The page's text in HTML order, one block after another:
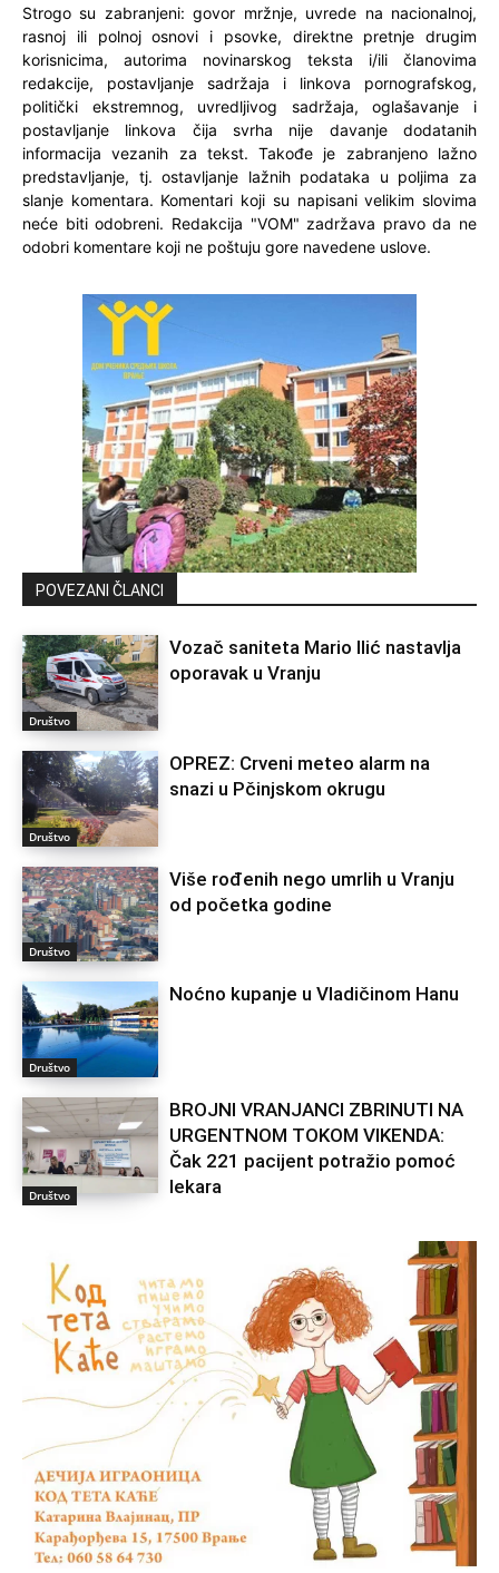
Strogo su zabranjeni: govor mržnje, uvrede na nacionalnoj,
rasnoj ili polnoj osnovi i psovke, direktne pretnje drugim
korisnicima, autorima novinarskog teksta i/ili članovima
redakcije, postavljanje sadržaja i linkova pornografskog,
politički ekstremnog, uvredljivog sadržaja, oglašavanje i
postavljanje linkova čija svrha nije davanje dodatanih
informacija vezanih za tekst. Takođe je zabranjeno lažno
predstavljanje, tj. ostavljanje lažnih podataka u poljima za
slanje komentara. Komentari koji su napisani velikim slovima
neće biti odobreni. Redakcija "VOM" zadržava pravo da ne
odobri komentare koji ne poštuju gore navedene uslove.
POVEZANI ČLANCI
Društvo
Vozač saniteta Mario Ilić nastavlja
oporavak u Vranju
Društvo
OPREZ: Crveni meteo alarm na
snazi u Pčinjskom okrugu
Društvo
Više rođenih nego umrlih u Vranju
od početka godine
Društvo
Noćno kupanje u Vladičinom Hanu
Društvo
BROJNI VRANJANCI ZBRINUTI NA
URGENTNOM TOKOM VIKENDA:
Čak 221 pacijent potražio pomoć
lekara